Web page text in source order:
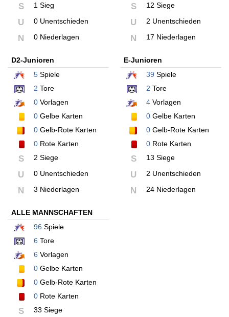
S 1 Sieg
U 0 Unentschieden
N 0 Niederlagen
S 12 Siege
U 2 Unentschieden
N 17 Niederlagen
D2-Junioren
5 Spiele
2 Tore
0 Vorlagen
0 Gelbe Karten
0 Gelb-Rote Karten
0 Rote Karten
S 2 Siege
U 0 Unentschieden
N 3 Niederlagen
E-Junioren
39 Spiele
2 Tore
4Vorlagen
0Gelbe Karten
0Gelb-Rote Karten
0Rote Karten
S 13 Siege
U 2 Unentschieden
N 24 Niederlagen
ALLE MANNSCHAFTEN
96 Spiele
6 Tore
6 Vorlagen
0 Gelbe Karten
0 Gelb-Rote Karten
0 Rote Karten
S 33 Siege